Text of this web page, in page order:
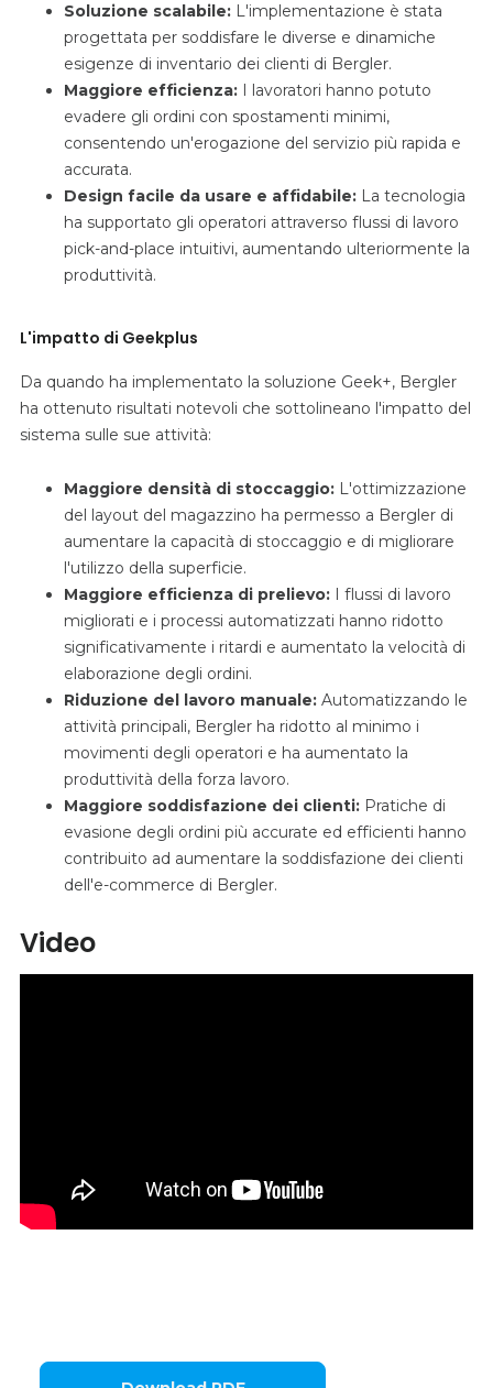
Soluzione scalabile: L'implementazione è stata
progettata per soddisfare le diverse e dinamiche
esigenze di inventario dei clienti di Bergler.
Maggiore efficienza: I lavoratori hanno potuto
evadere gli ordini con spostamenti minimi,
consentendo un'erogazione del servizio più rapida e
accurata.
Design facile da usare e affidabile: La tecnologia
ha supportato gli operatori attraverso flussi di lavoro
pick-and-place intuitivi, aumentando ulteriormente la
produttività.
L'impatto di Geekplus
Da quando ha implementato la soluzione Geek+, Bergler
ha ottenuto risultati notevoli che sottolineano l'impatto del
sistema sulle sue attività:
Maggiore densità di stoccaggio: L'ottimizzazione
del layout del magazzino ha permesso a Bergler di
aumentare la capacità di stoccaggio e di migliorare
l'utilizzo della superficie.
Maggiore efficienza di prelievo: I flussi di lavoro
migliorati e i processi automatizzati hanno ridotto
significativamente i ritardi e aumentato la velocità di
elaborazione degli ordini.
Riduzione del lavoro manuale: Automatizzando le
attività principali, Bergler ha ridotto al minimo i
movimenti degli operatori e ha aumentato la
produttività della forza lavoro.
Maggiore soddisfazione dei clienti: Pratiche di
evasione degli ordini più accurate ed efficienti hanno
contribuito ad aumentare la soddisfazione dei clienti
dell'e-commerce di Bergler.
Video